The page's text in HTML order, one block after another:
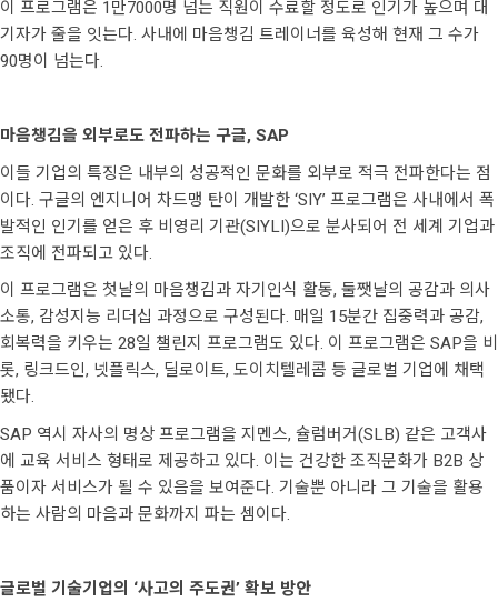
이 프로그램은 1만7000명 넘는 직원이 수료할 정도로 인기가 높으며 대
기자가 줄을 잇는다. 사내에 마음챙김 트레이너를 육성해 현재 그 수가
90명이 넘는다.
마음챙김을 외부로도 전파하는 구글, SAP
이들 기업의 특징은 내부의 성공적인 문화를 외부로 적극 전파한다는 점
이다. 구글의 엔지니어 차드맹 탄이 개발한 ‘SIY’ 프로그램은 사내에서 폭
발적인 인기를 얻은 후 비영리 기관(SIYLI)으로 분사되어 전 세계 기업과
조직에 전파되고 있다.
이 프로그램은 첫날의 마음챙김과 자기인식 활동, 둘쨋날의 공감과 의사
소통, 감성지능 리더십 과정으로 구성된다. 매일 15분간 집중력과 공감,
회복력을 키우는 28일 챌린지 프로그램도 있다. 이 프로그램은 SAP을 비
롯, 링크드인, 넷플릭스, 딜로이트, 도이치텔레콤 등 글로벌 기업에 채택
됐다.
SAP 역시 자사의 명상 프로그램을 지멘스, 슐럼버거(SLB) 같은 고객사
에 교육 서비스 형태로 제공하고 있다. 이는 건강한 조직문화가 B2B 상
품이자 서비스가 될 수 있음을 보여준다. 기술뿐 아니라 그 기술을 활용
하는 사람의 마음과 문화까지 파는 셈이다.
글로벌 기술기업의 ‘사고의 주도권’ 확보 방안